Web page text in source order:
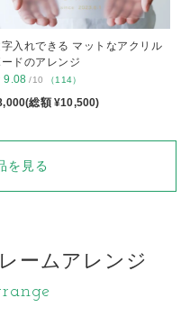
入れできる マットなアクリル
ドのアレンジ
9.08 /10 （114）
総額 ¥10,500)
を見る
ームアレンジ